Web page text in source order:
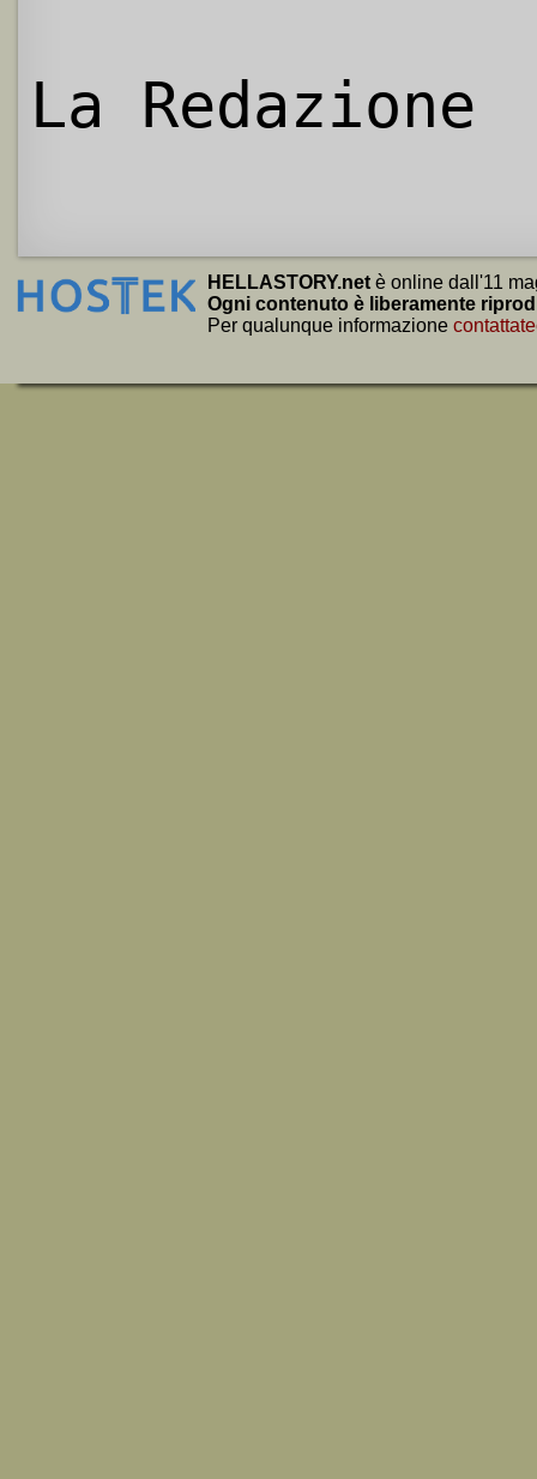
La Redazione
HELLASTORY.net è online dall'11
Ogni contenuto è liberamente
Per qualunque informazione